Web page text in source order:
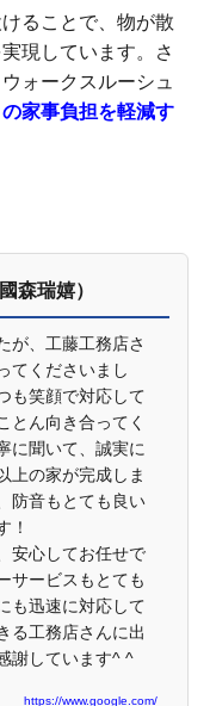
ることで、物が散
現しています。さ
ォークスルーシュ
の家事負担を軽減す
森瑞嬉）
が、工藤工務店さ
てくださいまし
も笑顔で対応して
とん向き合ってく
に聞いて、誠実に
上の家が完成しま
防音もとても良い
！
安心してお任せで
サービスもとても
も迅速に対応して
る工務店さんに出
謝しています^ ^
https://www.google.com/